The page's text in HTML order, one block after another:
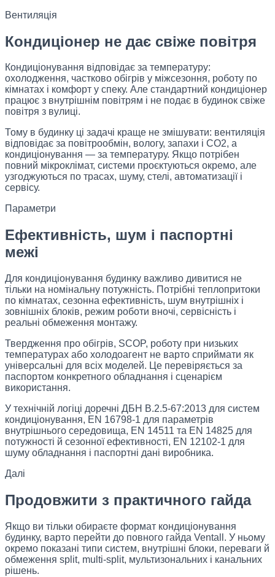
Вентиляція
Кондиціонер не дає свіже повітря
Кондиціонування відповідає за температуру:
охолодження, частково обігрів у міжсезоння, роботу по
кімнатах і комфорт у спеку. Але стандартний кондиціонер
працює з внутрішнім повітрям і не подає в будинок свіже
повітря з вулиці.
Тому в будинку ці задачі краще не змішувати: вентиляція
відповідає за повітрообмін, вологу, запахи і CO2, а
кондиціонування — за температуру. Якщо потрібен
повний мікроклімат, системи проєктуються окремо, але
узгоджуються по трасах, шуму, стелі, автоматизації і
сервісу.
Параметри
Ефективність, шум і паспортні
межі
Для кондиціонування будинку важливо дивитися не
тільки на номінальну потужність. Потрібні теплопритоки
по кімнатах, сезонна ефективність, шум внутрішніх і
зовнішніх блоків, режим роботи вночі, сервісність і
реальні обмеження монтажу.
Твердження про обігрів, SCOP, роботу при низьких
температурах або холодоагент не варто сприймати як
універсальні для всіх моделей. Це перевіряється за
паспортом конкретного обладнання і сценарієм
використання.
У технічній логіці доречні ДБН В.2.5-67:2013 для систем
кондиціонування, EN 16798-1 для параметрів
внутрішнього середовища, EN 14511 та EN 14825 для
потужності й сезонної ефективності, EN 12102-1 для
шуму обладнання і паспортні дані виробника.
Далі
Продовжити з практичного гайда
Якщо ви тільки обираєте формат кондиціонування
будинку, варто перейти до повного гайда Ventall. У ньому
окремо показані типи систем, внутрішні блоки, переваги й
обмеження split, multi-split, мультизональних і канальних
рішень.